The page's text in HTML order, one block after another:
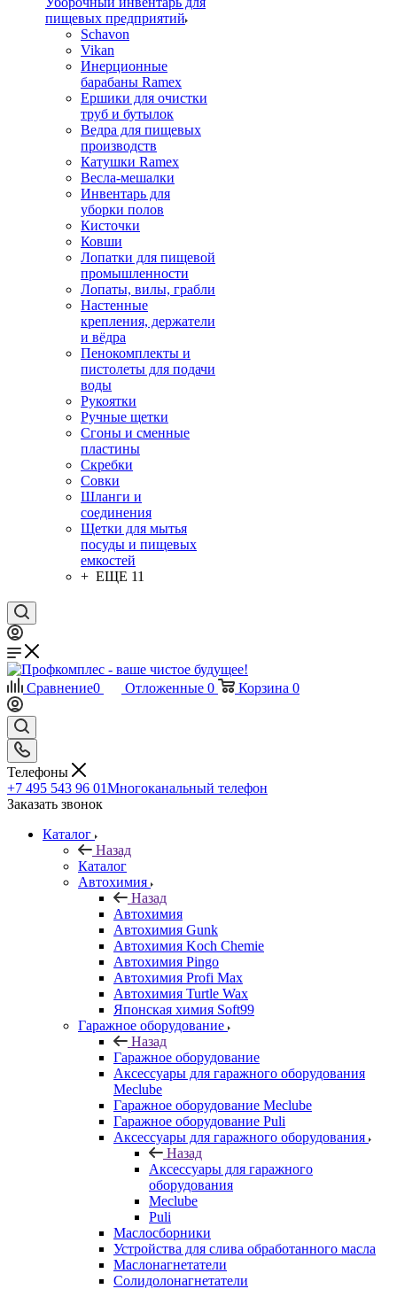
пищевых предприятий
Schavon
Vikan
Инерционные
барабаны Ramex
Ершики для очистки
труб и бутылок
Ведра для пищевых
производств
Катушки Ramex
Весла-мешалки
Инвентарь для
уборки полов
Кисточки
Ковши
Лопатки для пищевой
промышленности
Лопаты, вилы, грабли
Настенные
крепления, держатели
и вёдра
Пенокомплекты и
пистолеты для подачи
воды
Рукоятки
Ручные щетки
Сгоны и сменные
пластины
Скребки
Совки
Шланги и
соединения
Щетки для мытья
посуды и пищевых
емкостей
+ ЕЩЕ 11
Сравнение0 Отложенные 0 Корзина 0
Телефоны
+7 495 543 96 01Многоканальный телефон
Заказать звонок
Каталог
Назад
Каталог
Автохимия
Назад
Автохимия
Автохимия Gunk
Автохимия Koch Chemie
Автохимия Pingo
Автохимия Profi Max
Автохимия Turtle Wax
Японская химия Soft99
Гаражное оборудование
Назад
Гаражное оборудование
Аксессуары для гаражного оборудования
Meclube
Гаражное оборудование Meclube
Гаражное оборудование Puli
Аксессуары для гаражного оборудования
Назад
Аксессуары для гаражного
оборудования
Meclube
Puli
Маслосборники
Устройства для слива обработанного масла
Маслонагнетатели
Солидолонагнетатели